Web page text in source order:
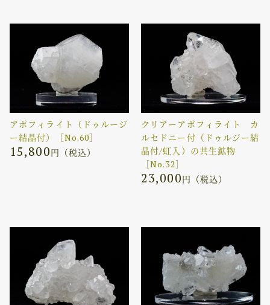
アポフィライト（ドゥルージ
ー結晶付）［No.60］
15,800円（税込）
クリアーアポフィライト カ
ルセドニー付（ドゥルジー結
晶付/虹入）の共生鉱物
［No.32］
23,000円（税込）